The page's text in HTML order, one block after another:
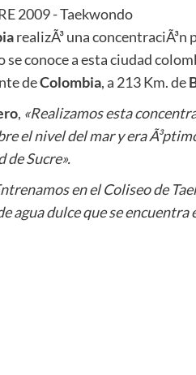
realizÃ³ una concentraciÃ³n
se conoce a esta ciudad
deColombia, a 213 Km. de
, «Realizamos esta
el nivel del mar y era
Sucre».
en el Coliseo de
dulce que se encuentra